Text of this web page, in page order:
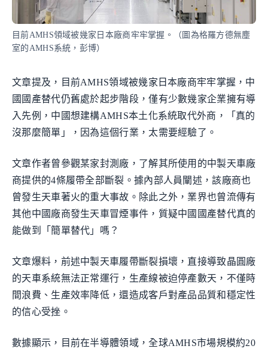
目前AMHS領域被幾家日本廠商牢牢掌握。（圖為格羅方德無塵
室的AMHS系統，彭博）
文章提及，目前AMHS領域被幾家日本廠商牢牢掌握，中
國國產替代仍舊處於起步階段，僅有少數幾家企業擁有導
入先例，中國想建構AMHS本土化系統取代外商，「真的
沒那麼簡單」，因為這個行業，太需要經驗了。
文章作者曾參觀某家封測廠，了解其所使用的中製天車廠
商提供的4條履帶全部斷裂。據內部人員闡述，該廠商也
曾發生天車著火的重大事故。除此之外，業界也曾流傳有
其他中國廠商發生天車冒煙事件，質疑中國國產替代真的
能做到「簡單替代」嗎？
文章爆料，前述中製天車履帶斷裂損壞，直接導致晶圓廠
的天車系統無法正常運行，生產線被迫停產數天，不僅時
間浪費、生產效率降低，還造成客戶對產品品質和穩定性
的信心受挫。
數據顯示，目前在半導體領域，全球AMHS市場規模約20